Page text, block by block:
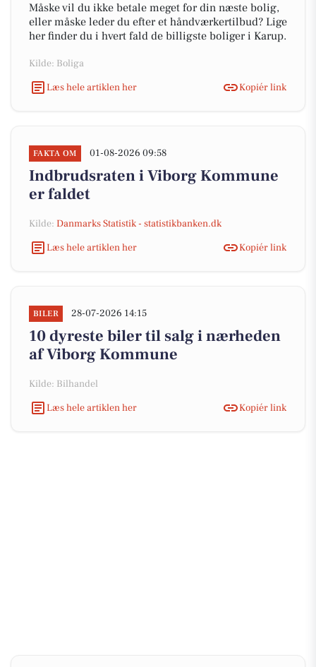
Måske vil du ikke betale meget for din næste bolig,
eller måske leder du efter et håndværkertilbud? Lige
her finder du i hvert fald de billigste boliger i Karup.
Kilde: Boliga
Læs hele artiklen her
Kopiér link
FAKTA OM 01-08-2026 09:58
Indbrudsraten i Viborg Kommune
er faldet
Kilde: Danmarks Statistik - statistikbanken.dk
Læs hele artiklen her
Kopiér link
BILER 28-07-2026 14:15
10 dyreste biler til salg i nærheden
af Viborg Kommune
Kilde: Bilhandel
Læs hele artiklen her
Kopiér link